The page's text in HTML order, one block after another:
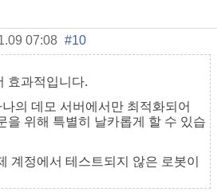
07:08 #10
효과적입니다.
의 데모 서버에서만 최적화되어
을 위해 특별히 날카롭게 할 수 있습
계정에서 테스트되지 않은 로봇이